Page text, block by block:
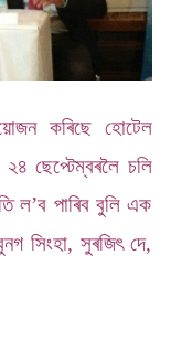
কৰিছে হোটেল
ছেপ্টেম্বৰলৈ চলি
ল’ব পাৰিব বুলি এক
সিংহা, সুৰজিৎ দে,